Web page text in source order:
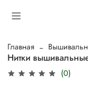
Главная
Нитки
(0)